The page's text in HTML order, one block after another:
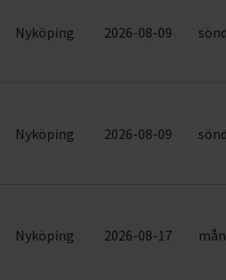
Nyköping 2026-08-09
Nyköping 2026-08-09
Nyköping 2026-08-17